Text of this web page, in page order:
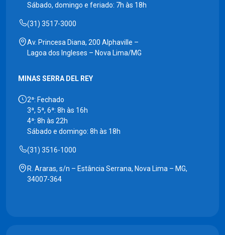
Sábado, domingo e feriado: 7h às 18h
(31) 3517-3000
Av. Princesa Diana, 200 Alphaville –
Lagoa dos Ingleses – Nova Lima/MG
MINAS SERRA DEL REY
2ª: Fechado
3ª, 5ª, 6ª: 8h às 16h
4ª: 8h às 22h
Sábado e domingo: 8h às 18h
(31) 3516-1000
R. Araras, s/n – Estância Serrana, Nova Lima – MG,
34007-364